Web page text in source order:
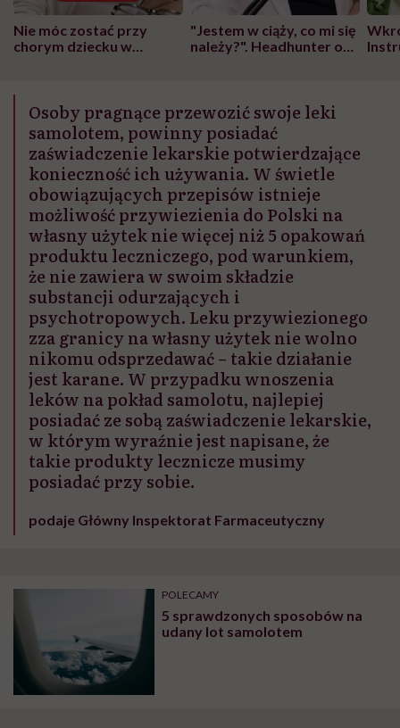
Nie móc zostać przy
chorym dziecku w
może chyba tylko
głupota i brak
wyobraźni"
"Jestem w ciąży, co mi się
należy?". Headhunter o
Osoby pragnące przewozić swoje leki
samolotem, powinny posiadać
zaświadczenie lekarskie potwierdzające
konieczność ich używania. W świetle
obowiązujących przepisów istnieje
możliwość przywiezienia do Polski na
własny użytek nie więcej niż 5 opakowań
produktu leczniczego, pod warunkiem,
że nie zawiera w swoim składzie
substancji odurzających i
psychotropowych. Leku przywiezionego
zza granicy na własny użytek nie wolno
nikomu odsprzedawać – takie działanie
jest karane. W przypadku wnoszenia
leków na pokład samolotu, najlepiej
posiadać ze sobą zaświadczenie lekarskie,
w którym wyraźnie jest napisane, że
takie produkty lecznicze musimy
posiadać przy sobie.
podaje Główny Inspektorat Farmaceutyczny
POLECAMY
5 sprawdzonych sposobów na
udany lot samolotem